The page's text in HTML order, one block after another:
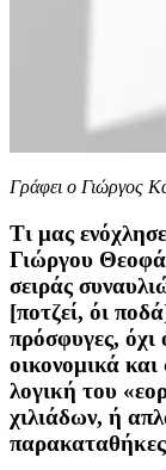
Γράφει ο Γιώργος
Τι μας
Γιώργου
σειράς
[ποτζεί, όι
πρόσφυγες, όχι
οικονομικά
λογική του
χιλιάδων, ή